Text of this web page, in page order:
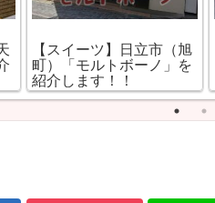
【スイーツ】日立市（旭
町）「モルトボーノ」を
紹介します！！